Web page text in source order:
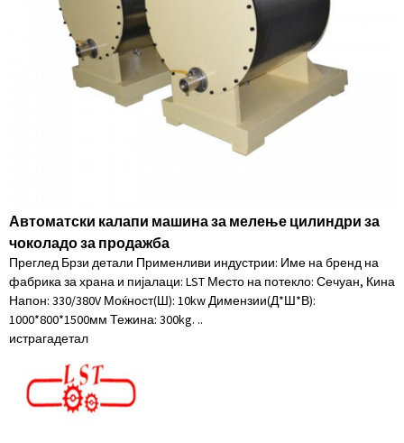
Автоматски калапи машина за мелење цилиндри за
чоколадо за продажба
Преглед Брзи детали Применливи индустрии: Име на бренд на
фабрика за храна и пијалаци: LST Место на потекло: Сечуан, Кина
Напон: 330/380V Моќност(Ш): 10kw Димензии(Д*Ш*В):
1000*800*1500мм Тежина: 300kg. ..
истрагадетал